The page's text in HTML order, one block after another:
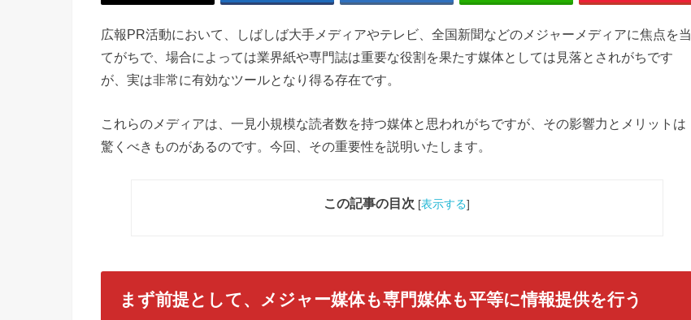
広報PR活動において、しばしば大手メディアやテレビ、全国新聞などのメジャーメディアに焦点を当
てがちで、場合によっては業界紙や専門誌は重要な役割を果たす媒体としては見落とされがちです
が、実は非常に有効なツールとなり得る存在です。
これらのメディアは、一見小規模な読者数を持つ媒体と思われがちですが、その影響力とメリットは
驚くべきものがあるのです。今回、その重要性を説明いたします。
この記事の目次 [表示する]
まず前提として、メジャー媒体も専門媒体も平等に情報提供を行う